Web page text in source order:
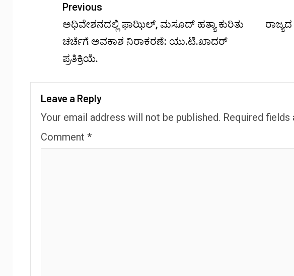
Previous
ಅಧಿವೇಶನದಲ್ಲಿ ಫಾಝಿಲ್, ಮಸೂದ್ ಹತ್ಯಾ ಕುರಿತು
ಚರ್ಚೆಗೆ ಅವಕಾಶ ನಿರಾಕರಣೆ: ಯು.ಟಿ.ಖಾದರ್
ಪ್ರತಿಕ್ರಿಯೆ.
Leave a Reply
Your email address will not be published. Required fields
Comment *